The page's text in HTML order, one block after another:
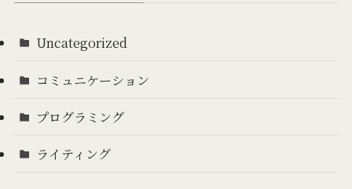
Uncategorized
コミュニケーション
プログラミング
ライティング